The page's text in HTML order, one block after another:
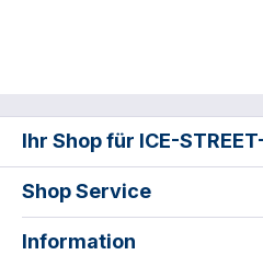
Ihr Shop für ICE-
Shop Service
Information